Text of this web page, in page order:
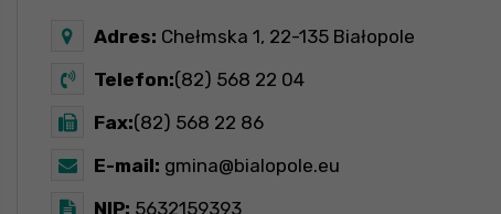
Adres: Chełmska 1, 22-135 Białopole
Telefon:(82) 568 22 04
Fax:(82) 568 22 86
E-mail: gmina@bialopole.eu
NIP: 5632159393